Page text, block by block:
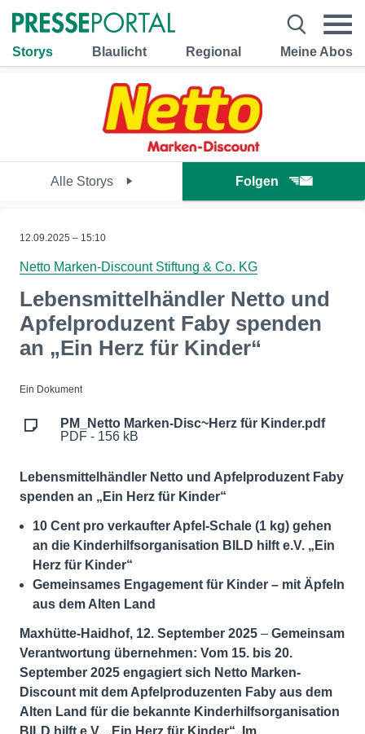
Storys Blaulicht Regional Meine Abos
Alle Storys Folgen
12.09.2025 – 15:10
Netto Marken-Discount Stiftung & Co. KG
Lebensmittelhändler Netto und
Apfelproduzent Faby spenden
an „Ein Herz für Kinder“
Ein Dokument
PM_Netto Marken-Disc~Herz für Kinder.pdf
PDF - 156 kB
Lebensmittelhändler Netto und Apfelproduzent Faby
spenden an „Ein Herz für Kinder“
10 Cent pro verkaufter Apfel-Schale (1 kg) gehen
an die Kinderhilfsorganisation BILD hilft e.V. „Ein
Herz für Kinder“
Gemeinsames Engagement für Kinder – mit Äpfeln
aus dem Alten Land
Maxhütte-Haidhof, 12. September 2025 – Gemeinsam
Verantwortung übernehmen: Vom 15. bis 20.
September 2025 engagiert sich Netto Marken-
Discount mit dem Apfelproduzenten Faby aus dem
Alten Land für die bekannte Kinderhilfsorganisation
BILD hilft e.V. „Ein Herz für Kinder“. Im